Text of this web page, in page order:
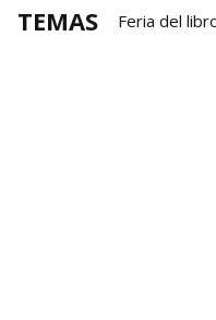
TEMAS
Feria del